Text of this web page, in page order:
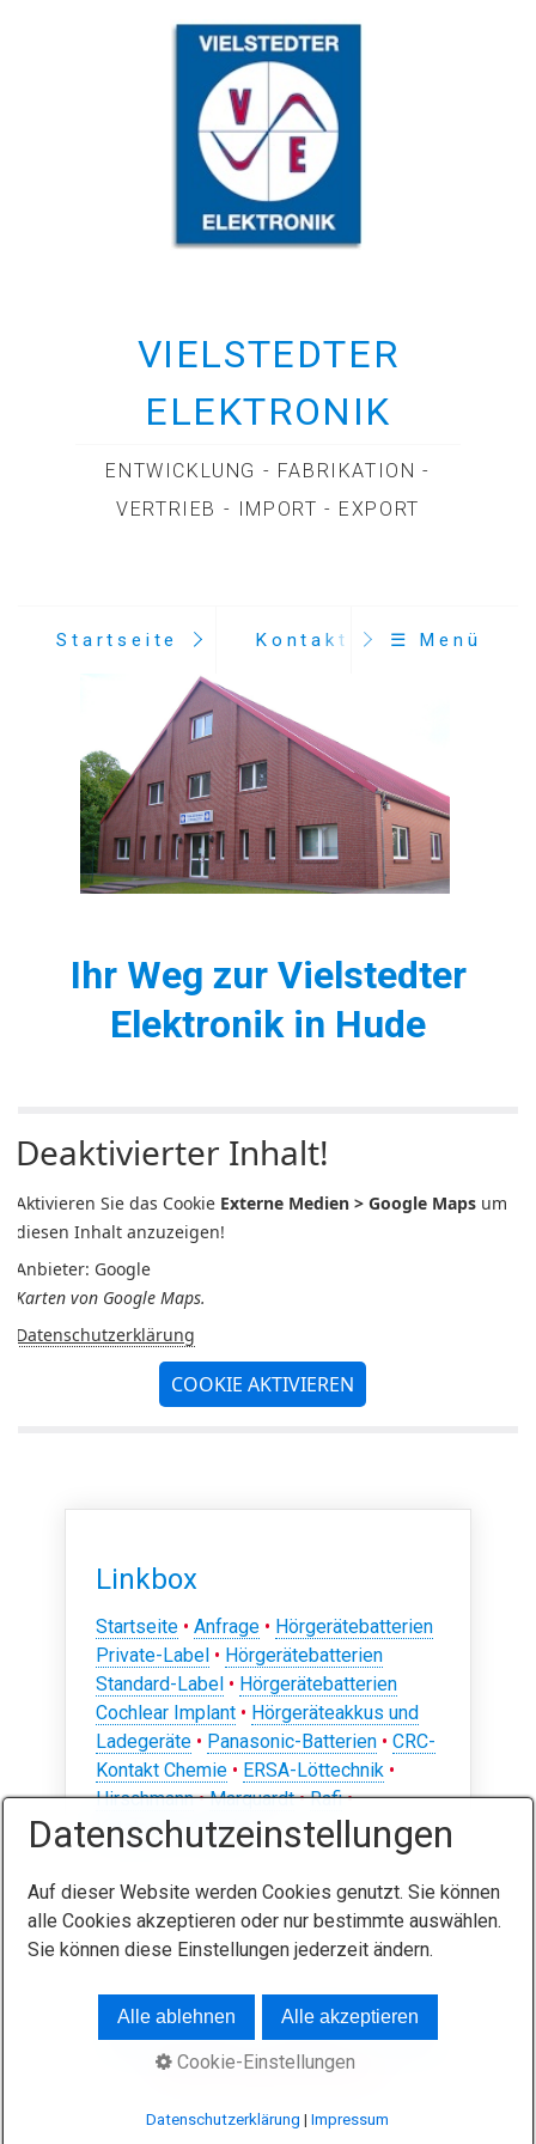
VIELSTEDTER
ELEKTRONIK
ENTWICKLUNG - FABRIKATION -
VERTRIEB - IMPORT - EXPORT
Startseite Kontakt ☰ Menü
Ihr Weg zur Vielstedter
Elektronik in Hude
Deaktivierter Inhalt!
Aktivieren Sie das Cookie Externe Medien > Google Maps um
diesen Inhalt anzuzeigen!
Anbieter: Google
Karten von Google Maps.
Datenschutzerklärung
COOKIE AKTIVIEREN
Linkbox
Startseite • Anfrage • Hörgerätebatterien
Private-Label • Hörgerätebatterien
Standard-Label • Hörgerätebatterien
Cochlear Implant • Hörgeräteakkus und
Ladegeräte • Panasonic-Batterien • CRC-
Kontakt Chemie • ERSA-Löttechnik •
Hirschmann • Marquardt • Rafi •
Kataloge • Kontakt
Startseite Kontakt
Geschäftsbedingungen
Batterieentsorgung
Datenschutz Impressum
© 2026 Vielstedter Elektronik
Datenschutzeinstellungen
Auf dieser Website werden Cookies genutzt. Sie können
alle Cookies akzeptieren oder nur bestimmte auswählen.
Sie können diese Einstellungen jederzeit ändern.
Alle ablehnen Alle akzeptieren
Cookie-Einstellungen
Datenschutzerklärung |Impressum